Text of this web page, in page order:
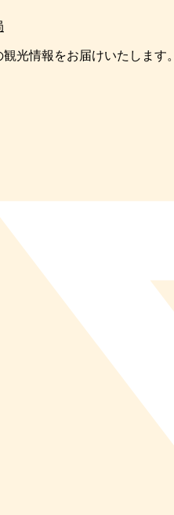
光情報をお届けいたします。